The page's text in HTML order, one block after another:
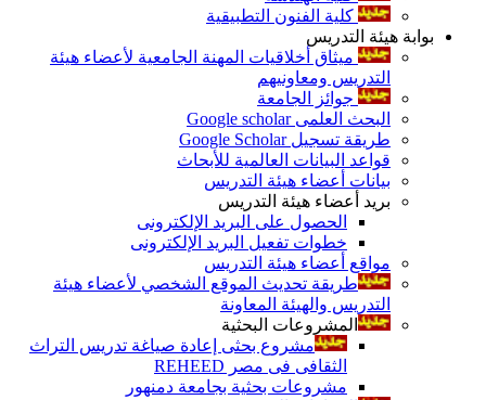
كلية الفنون التطبيقية
بوابة هيئة التدريس
ميثاق أخلاقيات المهنة الجامعية لأعضاء هيئة
التدريس ومعاونيهم
جوائز الجامعة
البحث العلمى Google scholar
طريقة تسجيل Google Scholar
قواعد البيانات العالمية للأبحاث
بيانات أعضاء هيئة التدريس
بريد أعضاء هيئة التدريس
الحصول على البريد الإلكترونى
خطوات تفعيل البريد الإلكترونى
مواقع أعضاء هيئة التدريس
طريقة تحديث الموقع الشخصي لأعضاء هيئة
التدريس والهيئة المعاونة
المشروعات البحثية
مشروع بحثى إعادة صياغة تدريس التراث
الثقافى فى مصر REHEED
مشروعات بحثية بجامعة دمنهور